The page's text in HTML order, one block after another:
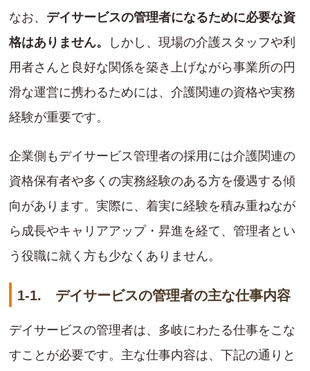
なお、 デイサービスの管理者になるために必要な資
格はありません。
しかし、現場の介護スタッフや利
用者さんと良好な関係を築き上げながら事業所の円
滑な運営に携わるためには、介護関連の資格や実務
経験が重要です。
企業側もデイサービス管理者の採用には介護関連の
資格保有者や多くの実務経験のある方を優遇する傾
向があります。実際に、着実に経験を積み重ねなが
ら成長やキャリアアップ・昇進を経て、管理者とい
う役職に就く方も少なくありません。
1-1. デイサービスの管理者の主な仕事内容
デイサービスの管理者は、多岐にわたる仕事をこな
すことが必要です。主な仕事内容は、下記の通りと